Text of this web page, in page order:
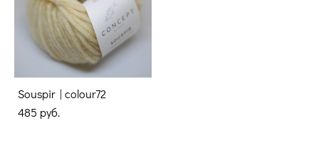
Souspir | colour72
485 pуб.